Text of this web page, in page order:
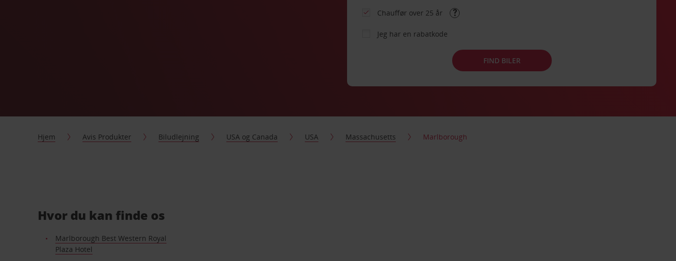
Chauffør over 25 år
Jeg har en rabatkode
FIND BILER
Hjem Avis Produkter Biludlejning USA og Canada USA Massachusetts Marlborough
Hvor du kan finde os
Marlborough Best Western Royal
Plaza Hotel